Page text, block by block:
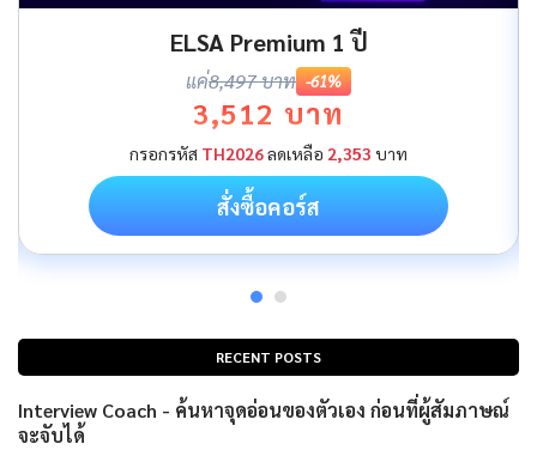
RECENT POSTS
Interview Coach - ค้นหาจุดอ่อนของตัวเอง ก่อนที่ผู้สัมภาษณ์
จะจับได้
ELSA Premium ตลอดชีพ
แค่9,999 บาท -0%
7,999 บาท
สั่งซื้อคอร์ส